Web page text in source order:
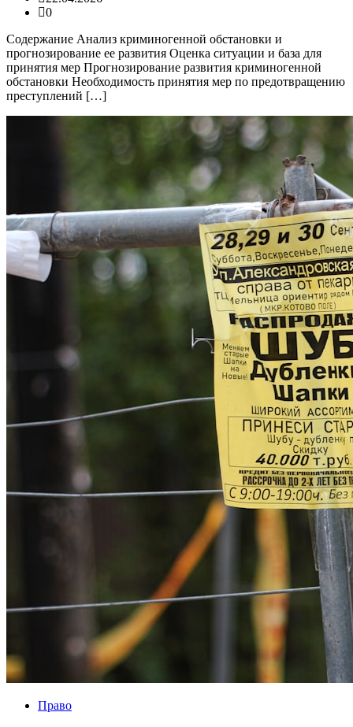
0
Содержание Анализ криминогенной обстановки и
прогнозирование ее развития Оценка ситуации и база для
принятия мер Прогнозирование развития криминогенной
обстановки Необходимость принятия мер по предотвращению
преступлений […]
Право